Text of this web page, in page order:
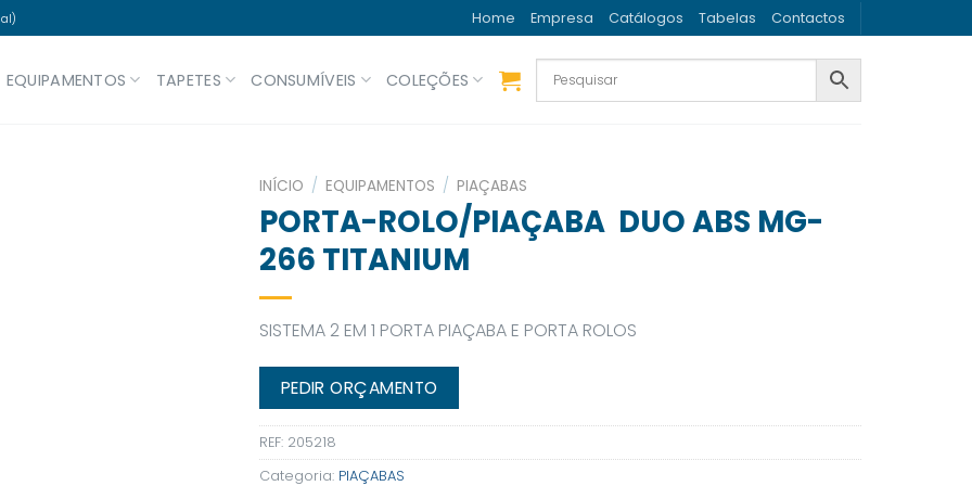
Home Empresa Catálogos Tabelas Contactos
EQUIPAMENTOS TAPETES CONSUMÍVEIS COLEÇÕES
INÍCIO / EQUIPAMENTOS / PIAÇABAS
PORTA-ROLO/PIAÇABA DUO ABS MG-
266 TITANIUM
SISTEMA 2 EM 1 PORTA PIAÇABA E PORTA ROLOS
PEDIR ORÇAMENTO
REF: 205218
Categoria: PIAÇABAS